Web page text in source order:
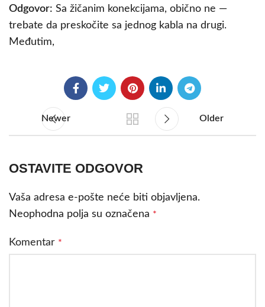
Odgovor: Sa žičanim konekcijama, obično ne —
trebate da preskočite sa jednog kabla na drugi.
Međutim,
Newer Older
OSTAVITE ODGOVOR
Vaša adresa e-pošte neće biti objavljena.
Neophodna polja su označena *
Komentar *